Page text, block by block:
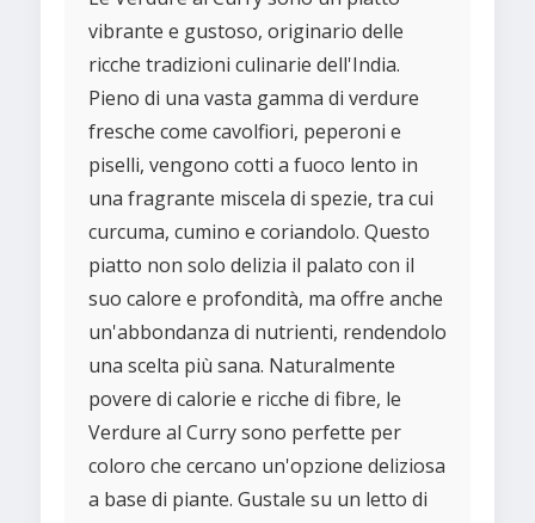
vibrante e gustoso, originario delle
ricche tradizioni culinarie dell'India.
Pieno di una vasta gamma di verdure
fresche come cavolfiori, peperoni e
piselli, vengono cotti a fuoco lento in
una fragrante miscela di spezie, tra cui
curcuma, cumino e coriandolo. Questo
piatto non solo delizia il palato con il
suo calore e profondità, ma offre anche
un'abbondanza di nutrienti, rendendolo
una scelta più sana. Naturalmente
povere di calorie e ricche di fibre, le
Verdure al Curry sono perfette per
coloro che cercano un'opzione deliziosa
a base di piante. Gustale su un letto di